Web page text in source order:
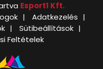
Esport1 Kft.
Adatkezelés
Sütibeállítások
Feltételek